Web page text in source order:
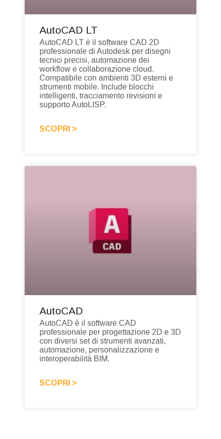
AutoCAD LT
AutoCAD LT è il software CAD 2D
professionale di Autodesk per disegni
tecnici precisi, automazione dei
workflow e collaborazione cloud.
Compatibile con ambienti 3D esterni e
strumenti mobile. Include blocchi
intelligenti, tracciamento revisioni e
supporto AutoLISP.
SCOPRI >
AutoCAD
AutoCAD è il software CAD
professionale per progettazione 2D e 3D
con diversi set di strumenti avanzati,
automazione, personalizzazione e
interoperabilità BIM.
SCOPRI >